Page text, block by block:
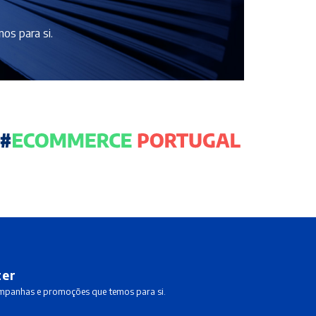
para si.
e promoções que temos para si.